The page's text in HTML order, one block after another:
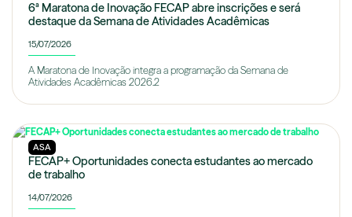
6ª Maratona de Inovação FECAP abre inscrições e será
destaque da Semana de Atividades Acadêmicas
15/07/2026
A Maratona de Inovação integra a programação da Semana de
Atividades Acadêmicas 2026.2
ASA
FECAP+ Oportunidades conecta estudantes ao mercado
de trabalho
14/07/2026